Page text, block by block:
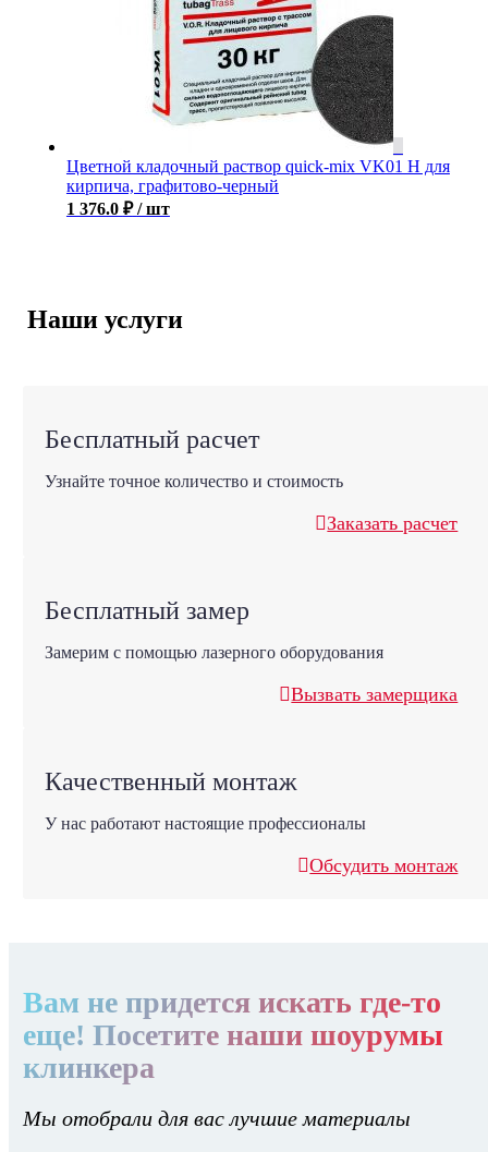
Цветной кладочный раствор quick-mix VK01 H для
кирпича, графитово-черный
1 376.0 ₽ / шт
Наши услуги
Бесплатный расчет
Узнайте точное количество и стоимость
Заказать расчет
Бесплатный замер
Замерим с помощью лазерного оборудования
Вызвать замерщика
Качественный монтаж
У нас работают настоящие профессионалы
Обсудить монтаж
Вам не придется искать где-то
еще! Посетите наши шоурумы
клинкера
Мы отобрали для вас лучшие материалы